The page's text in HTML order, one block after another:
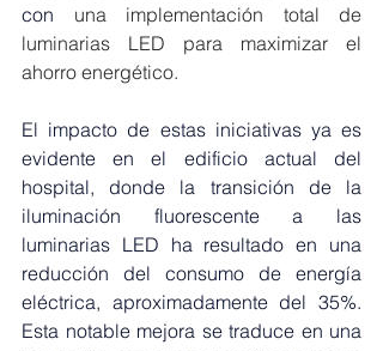
con una implementación total de
luminarias LED para maximizar el
ahorro energético.
El impacto de estas iniciativas ya es
evidente en el edificio actual del
hospital, donde la transición de la
iluminación fluorescente a las
luminarias LED ha resultado en una
reducción del consumo de energía
eléctrica, aproximadamente del 35%.
Esta notable mejora se traduce en una